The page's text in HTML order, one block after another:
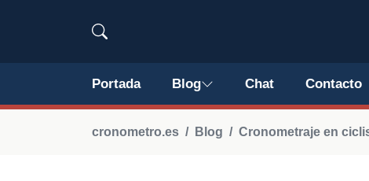
Portada Blog Chat Contacto
cronometro.es Blog Cronometraje en